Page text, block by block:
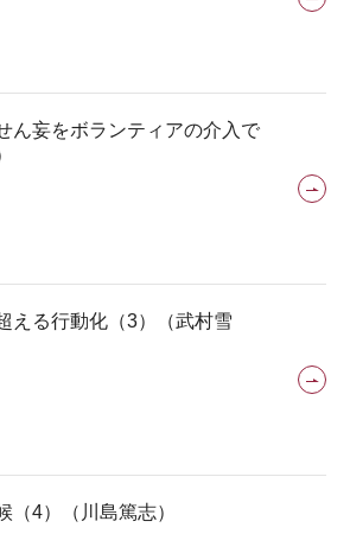
ん妄をボランティアの介入で
える行動化（3）（武村雪
（4）（川島篤志）